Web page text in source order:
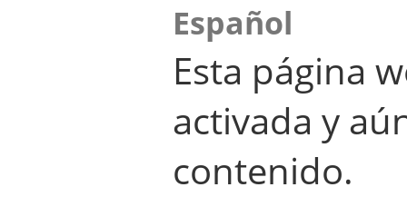
Español
Esta página
activada y
contenido.